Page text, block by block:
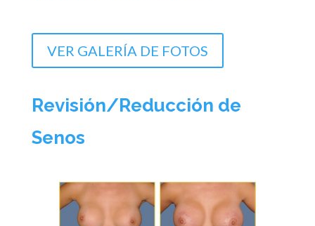
VER GALERÍA DE FOTOS
Revisión/Reducción de
Senos